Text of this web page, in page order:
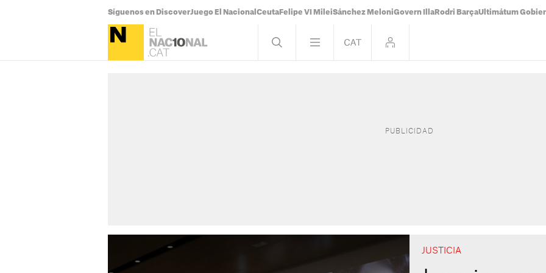
Síguenos en DiscoverJuego El Nacional Ceuta Felipe VI MileiSánchez MeloniGovern Illa Rodri BarçaUltimátum
JUSTICIA